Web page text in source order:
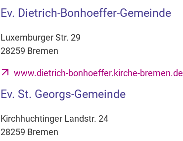
Ev. Dietrich-Bonhoeffer-Gemeinde
Luxemburger Str. 29
28259 Bremen
www.dietrich-bonhoeffer.kirche-bremen.de
Ev. St. Georgs-Gemeinde
Kirchhuchtinger Landstr. 24
28259 Bremen